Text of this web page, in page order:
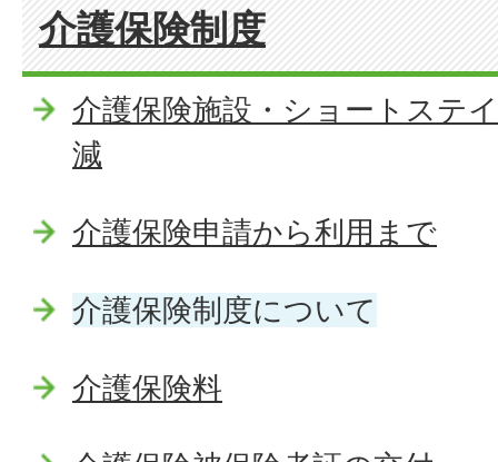
介護保険制度
介護保険施設・ショートステ
減
介護保険申請から利用まで
介護保険制度について
介護保険料